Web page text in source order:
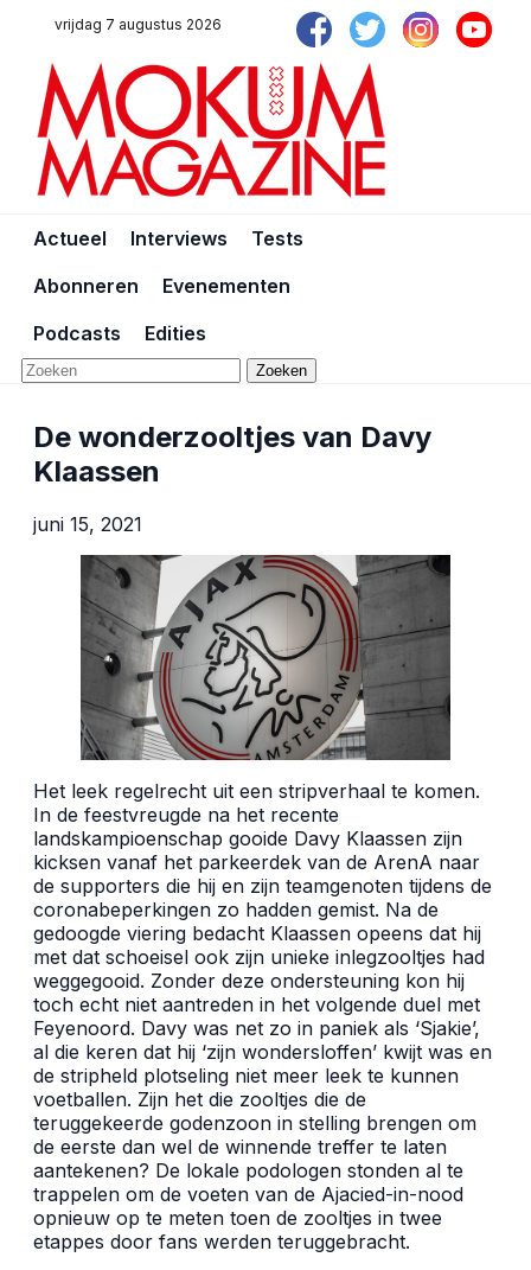
vrijdag 7 augustus 2026
Actueel Interviews
Tests
Abonneren
Evenementen
Podcasts
Edities
Zoeken
De wonderzooltjes van Davy
Klaassen
juni 15, 2021
Het leek regelrecht uit een stripverhaal te komen.
In de feestvreugde na het recente
landskampioenschap gooide Davy Klaassen zijn
kicksen vanaf het parkeerdek van de ArenA naar
de supporters die hij en zijn teamgenoten tijdens de
coronabeperkingen zo hadden gemist. Na de
gedoogde viering bedacht Klaassen opeens dat hij
met dat schoeisel ook zijn unieke inlegzooltjes had
weggegooid. Zonder deze ondersteuning kon hij
toch echt niet aantreden in het volgende duel met
Feyenoord. Davy was net zo in paniek als ‘Sjakie’,
al die keren dat hij ‘zijn wondersloffen’ kwijt was en
de stripheld plotseling niet meer leek te kunnen
voetballen. Zijn het die zooltjes die de
teruggekeerde godenzoon in stelling brengen om
de eerste dan wel de winnende treffer te laten
aantekenen? De lokale podologen stonden al te
trappelen om de voeten van de Ajacied-in-nood
opnieuw op te meten toen de zooltjes in twee
etappes door fans werden teruggebracht.